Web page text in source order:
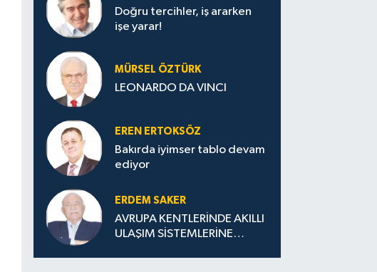
Doğru tercihler, iş ararken
işe yarar!
MÜRSEL ÖZTÜRK
LEONARDO DA VINCI
EREN ERTOKSÖZ
Bakırda iyimser tablo devam
ediyor
ERDEM SAKER
AVRUPA KENTLERİNDE AKILLI
ULAŞIM SİSTEMLERİNE